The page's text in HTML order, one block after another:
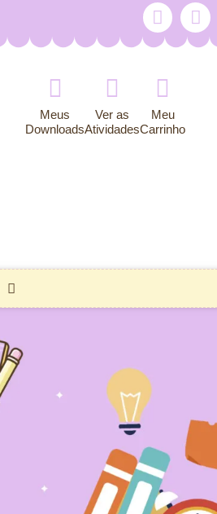
Meus
Downloads
Ver as
Atividades
Meu
Carrinho